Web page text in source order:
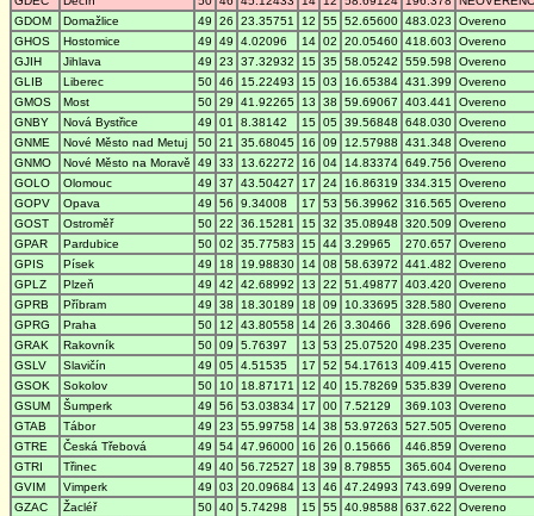
GDOM
Domažlice 49 26 23.35751 12 55 52.65600 483.023
Overeno
GHOS
Hostomice 49 49 4.02096 14 02 20.05460 418.603
Overeno
GJIH
Jihlava 49 23 37.32932 15 35 58.05242 559.598
Overeno
GLIB
Liberec 50 46 15.22493 15 03 16.65384 431.399
Overeno
GMOS
Most 50 29 41.92265 13 38 59.69067 403.441
Overeno
GNBY
Nová Bystřice 49 01 8.38142 15 05 39.56848 648.030 Overeno
GNME
Nové Město nad Metuj 50 21 35.68045 16 09 12.57988 431.348
Overeno
GNMO
Nové Město na Moravě 49 33 13.62272 16 04 14.83374 649.756
Overeno
GOLO
Olomouc 49 37 43.50427 17 24 16.86319 334.315 Overeno
GOPV
Opava 49 56 9.34008 17 53 56.39962 316.565 Overeno
GOST
Ostroměř 50 22 36.15281 15 32 35.08948 320.509
Overeno
GPAR
Pardubice 50 02 35.77583 15 44 3.29965 270.657
Overeno
GPIS
Písek 49 18 19.98830 14 08 58.63972 441.482
Overeno
GPLZ
Plzeň 49 42 42.68992 13 22 51.49877 403.420 Overeno
GPRB
Příbram 49 38 18.30189 18 09 10.33695 328.580 Overeno
GPRG
Praha 50 12 43.80558 14 26 3.30466 328.696
Overeno
GRAK
Rakovník 50 09 5.76397 13 53 25.07520 498.235 Overeno
GSLV
Slavičín 49 05 4.51535 17 52 54.17613 409.415 Overeno
GSOK
Sokolov 50 10 18.87171 12 40 15.78269 535.839
Overeno
GSUM
Šumperk 49 56 53.03834 17 00 7.52129 369.103
Overeno
GTAB
Tábor 49 23 55.99758 14 38 53.97263 527.505 Overeno
GTRE
Česká Třebová 49 54 47.96000 16 26 0.15666 446.859
Overeno
GTRI
Třinec 49 40 56.72527 18 39 8.79855 365.604 Overeno
GVIM
Vimperk 49 03 20.09684 13 46 47.24993 743.699
Overeno
GZAC
Žacléř 50 40 5.74298 15 55 40.98588 637.622
Overeno